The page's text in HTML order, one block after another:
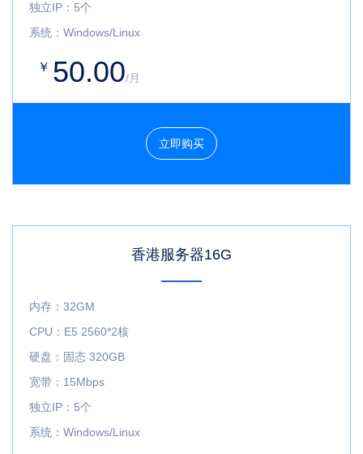
独立IP：5个
系统：Windows/Linux
￥ 50.00/月
立即购买
香港服务器16G
内存：32GM
CPU：E5 2560*2核
硬盘：固态 320GB
宽带：15Mbps
独立IP：5个
系统：Windows/Linux